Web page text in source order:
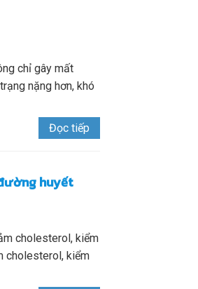
chỉ gây mất
nặng hơn, khó
Đọc tiếp
huyết
cholesterol, kiểm
cholesterol, kiểm